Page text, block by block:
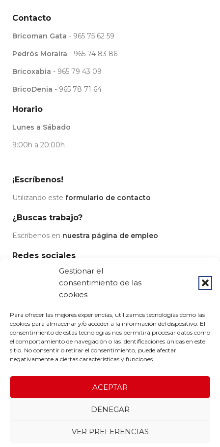
Gestionar el
consentimiento de las
cookies
Para ofrecer las mejores experiencias, utilizamos tecnologías como las
cookies para almacenar y/o acceder a la información del dispositivo. El
consentimiento de estas tecnologías nos permitirá procesar datos como
el comportamiento de navegación o las identificaciones únicas en este
sitio. No consentir o retirar el consentimiento, puede afectar
negativamente a ciertas características y funciones.
ACEPTAR
DENEGAR
VER PREFERENCIAS
Contacto
Bricoman Gata - 965 75 62 59
Pedrós Moraira - 965 74 83 86
Bricoxabia - 965 79 43 09
BricoDenia - 965 78 71 64
Horario
Lunes a Sábado
9:00h a 20:00h
¡Escríbenos!
Utilizando este formulario de contacto
¿Buscas trabajo?
Escríbenos en nuestra página de empleo
Redes sociales
Aviso legal-Condiciones de uso-Política de privacidad-
Política de devoluciones- Política de cookies